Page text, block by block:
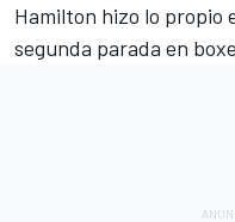
Hamilton hizo lo propio
segunda parada en